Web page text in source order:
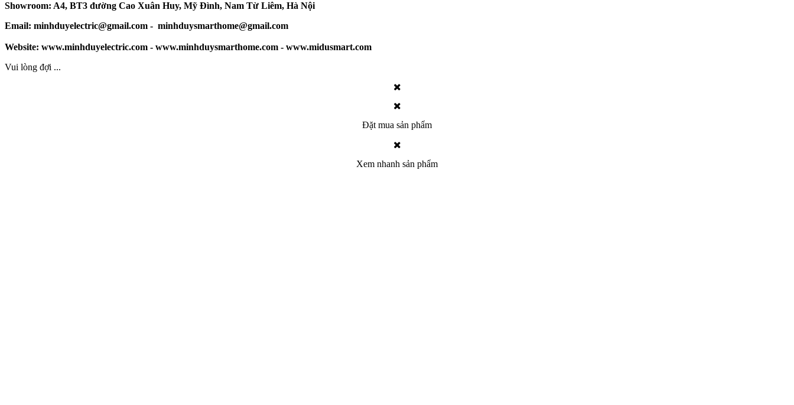
Showroom: A4, BT3 đường Cao Xuân Huy, Mỹ Đình, Nam Từ Liêm, Hà Nội
Email: minhduyelectric@gmail.com - minhduysmarthome@gmail.com
Website: www.minhduyelectric.com - www.minhduysmarthome.com - www.midusmart.com
Vui lòng đợi ...
Đặt mua sản phẩm
Xem nhanh sản phẩm